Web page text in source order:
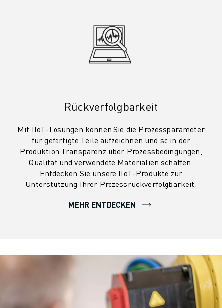
Rückverfolgbarkeit
Mit IIoT-Lösungen können Sie die Prozessparameter
für gefertigte Teile aufzeichnen und so in der
Produktion Transparenz über Prozessbedingungen,
Qualität und verwendete Materialien schaffen.
Entdecken Sie unsere IIoT-Produkte zur
Unterstützung Ihrer Prozessrückverfolgbarkeit.
MEHR ENTDECKEN